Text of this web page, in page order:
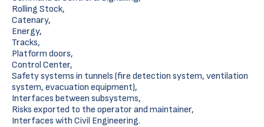
Rolling Stock,
Catenary,
Energy,
Tracks,
Platform doors,
Control Center,
Safety systems in tunnels (fire detection system, ventilation
system, evacuation equipment),
Interfaces between subsystems,
Risks exported to the operator and maintainer,
Interfaces with Civil Engineering.